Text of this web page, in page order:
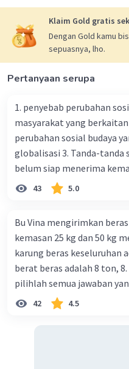
Klaim Gold gratis
Dengan Gold kamu
sepuasnya, lho.
Pertanyaan serupa
1. penyebab perubahan
masyarakat yang
perubahan sosial budaya
globalisasi 3. Tanda-tanda
belum siap menerima
modernisasi dalam
Kegiatan manusia di
modernisasi di bidang ilmu
terhadap pola pikir
proses modernisasi di
kesalahan pahaman,
menganggap jika menjadi
arti dari globalisasi 9.
43 5.0
Bu Vina mengirimkan
kemasan 25 kg dan 50 kg
karung beras keseluruhan
berat beras adalah 8 ton,
pilihlah semua jawaban
dari satu. Banyak karung
buah. Banyak karung
42 4.5